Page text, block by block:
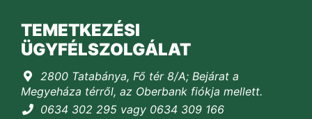
TEMETKEZÉSI
ÜGYFÉLSZOLGÁLAT
2800 Tatabánya, Fő tér 8/A; Bejárat a
Megyeháza térről, az Oberbank fiókja mellett.
0634 302 295 vagy 0634 309 166